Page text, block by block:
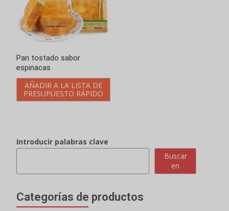
Pan tostado sabor
espinacas
AÑADIR A LA LISTA DE
PRESUPUESTO RÁPIDO
Introducir palabras clave
Buscar
en
Categorías de productos